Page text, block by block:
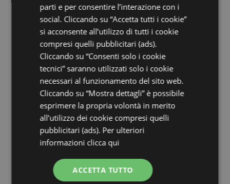
parti e per consentire l’interazione con i
social. Cliccando su “Accetta tutti i cookie”
si acconsente all’utilizzo di tutti i cookie
compresi quelli pubblicitari (ads).
Cliccando su “Consenti solo i cookie
tecnici” saranno utilizzati solo i cookie
necessari al funzionamento del sito web.
Cliccando su “Mostra dettagli” è possibile
esprimere la propria volontà in merito
all’utilizzo dei cookie compresi quelli
pubblicitari (ads). Per ulteriori
informazioni clicca qui
ACCETTA TUTTO